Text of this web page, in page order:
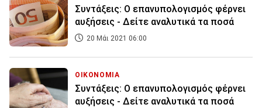
Συντάξεις: Ο επανυπολογισμός φέρνει
αυξήσεις - Δείτε αναλυτικά τα ποσά
20 Μάι 2021 06:00
ΟΙΚΟΝΟΜΙΑ
Συντάξεις: Ο επανυπολογισμός φέρνει
αυξήσεις - Δείτε αναλυτικά τα ποσά